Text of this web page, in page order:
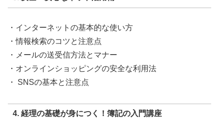
・インターネットの基本的な使い方
・情報検索のコツと注意点
・メールの送受信方法とマナー
・オンラインショッピングの安全な利用法
・ SNSの基本と注意点
4. 経理の基礎が身につく！簿記の入門講座